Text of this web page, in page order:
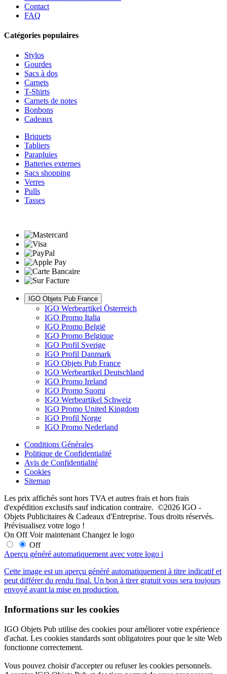
Contact
FAQ
Catégories populaires
Stylos
Gourdes
Sacs à dos
Carnets
T-Shirts
Carnets de notes
Bonbons
Cadeaux
Briquets
Tabliers
Parapluies
Batteries externes
Sacs shopping
Verres
Pulls
Tasses
IGO Objets Pub France
IGO Werbeartikel Österreich
IGO Promo Italia
IGO Promo België
IGO Promo Belgique
IGO Profil Sverige
IGO Profil Danmark
IGO Objets Pub France
IGO Werbeartikel Deutschland
IGO Promo Ireland
IGO Promo Suomi
IGO Werbeartikel Schweiz
IGO Promo United Kingdom
IGO Profil Norge
IGO Promo Nederland
Conditions Générales
Politique de Confidentialité
Avis de Confidentialité
Cookies
Sitemap
Les prix affichés sont hors TVA et autres frais et hors frais
d'expédition exclusifs sauf indication contraire. ©2026 IGO -
Objets Publicitaires & Cadeaux d'Entreprise. Tous droits réservés.
Prévisualisez votre logo !
On Off Voir maintenant Changez le logo
Off
Aperçu généré automatiquement avec votre logo i
Cette image est un aperçu généré automatiquement à titre indicatif et
peut différer du rendu final. Un bon à tirer gratuit vous sera toujours
envoyé avant la mise en production.
Informations sur les cookies
IGO Objets Pub utilise des cookies pour améliorer votre expérience
d'achat. Les cookies standards sont obligatoires pour que le site Web
fonctionne correctement.
Vous pouvez choisir d'accepter ou refuser les cookies personnels.